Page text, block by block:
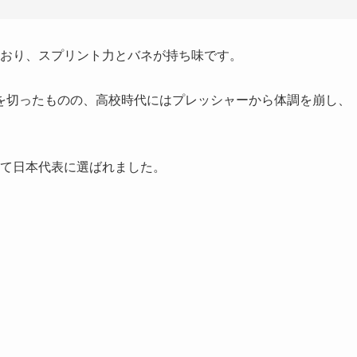
り、スプリント力とバネが持ち味です。
ったものの、高校時代にはプレッシャーから体調を崩し、
日本代表に選ばれました。